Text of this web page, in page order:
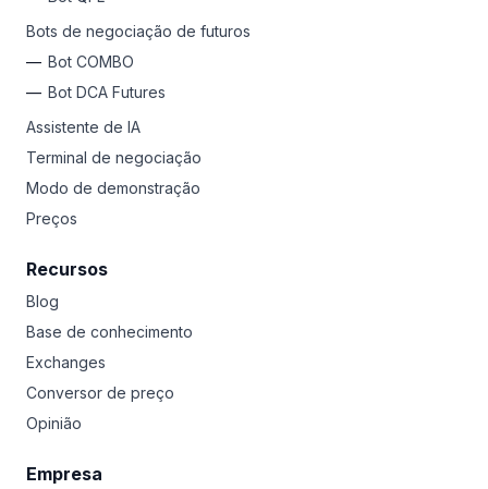
Bots de negociação de futuros
Bot COMBO
Bot DCA Futures
Assistente de IA
Terminal de negociação
Modo de demonstração
Preços
Recursos
Blog
Base de conhecimento
Exchanges
Conversor de preço
Opinião
Empresa